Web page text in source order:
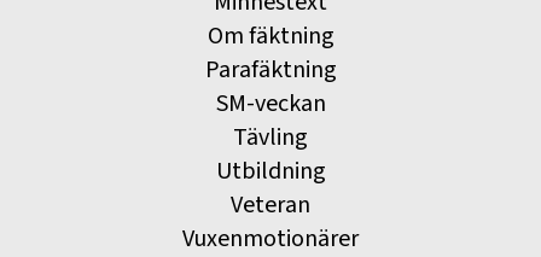
Om fäktning
Parafäktning
SM-veckan
Tävling
Utbildning
Veteran
Vuxenmotionärer